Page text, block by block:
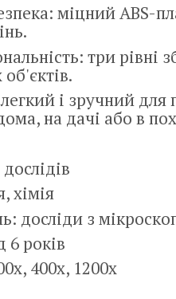
міцний ABS-
три рівні
і зручний
на дачі або в
хімія
досліди з
6 років
400х, 1200х